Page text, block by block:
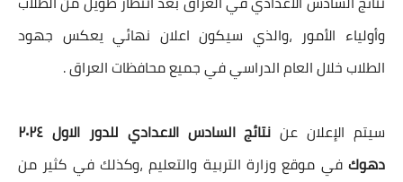
وأولياء الأمور ،والذي سيكون اعلان نهائي يعكس جهود
الطلاب خلال العام الدراسي في جميع محافظات العراق .
سيتم الإعلان عن
نتائج السادس الاعدادي للدور الاول ٢٠٢٤
دهوكفي موقع وزارة التربية والتعليم ،وكذلك في كثير من